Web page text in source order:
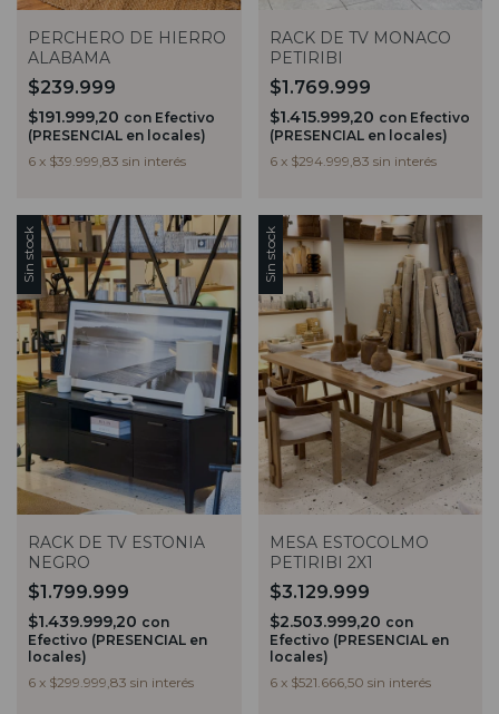
PERCHERO DE HIERRO
ALABAMA
$239.999
$191.999,20 con Efectivo
(PRESENCIAL en locales)
6 x $39.999,83 sin interés
RACK DE TV MONACO
PETIRIBI
$1.769.999
$1.415.999,20 con Efectivo
(PRESENCIAL en locales)
6 x $294.999,83 sin interés
Sin stock
RACK DE TV ESTONIA
NEGRO
$1.799.999
$1.439.999,20 con
Efectivo (PRESENCIAL en
locales)
6 x $299.999,83 sin interés
Sin stock
MESA ESTOCOLMO
PETIRIBI 2X1
$3.129.999
$2.503.999,20 con
Efectivo (PRESENCIAL en
locales)
6 x $521.666,50 sin interés